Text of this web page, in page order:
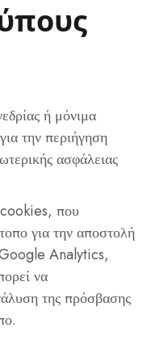
ή μόνιμα
την περιήγηση
ασφάλειας
που
για την αποστολή
Analytics,
να
της πρόσβασης